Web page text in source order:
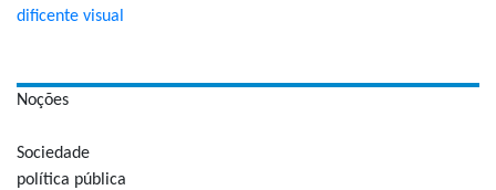
dificente visual
Noções
Sociedade
política pública